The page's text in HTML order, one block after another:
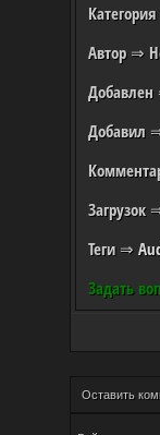
Категория
Автор⇒
Добавлен
Добавил
Загрузок⇒
Теги⇒
Задать
Оставить